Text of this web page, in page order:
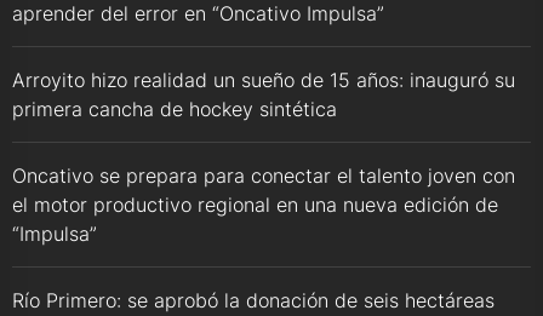
aprender del error en “Oncativo Impulsa”
Arroyito hizo realidad un sueño de 15 años: inauguró su
primera cancha de hockey sintética
Oncativo se prepara para conectar el talento joven con
el motor productivo regional en una nueva edición de
“Impulsa”
Río Primero: se aprobó la donación de seis hectáreas